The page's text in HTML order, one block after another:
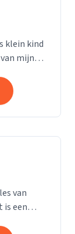
klein kind
mijn
van
is een